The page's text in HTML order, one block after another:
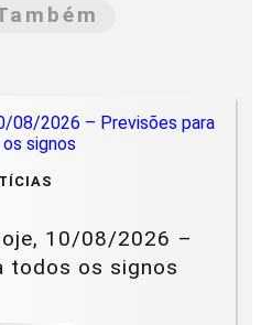
10/08/2026 –
todos os signos